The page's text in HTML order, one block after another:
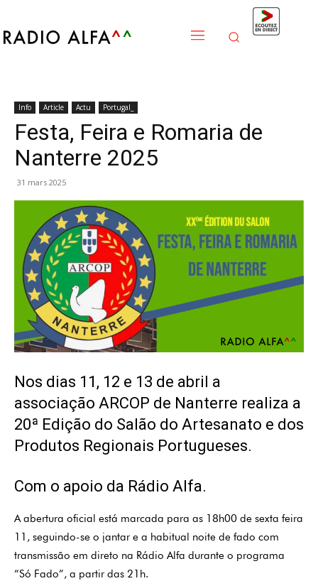
Info Article Actu Portugal_
Festa, Feira e Romaria de
Nanterre 2025
31 mars 2025
Nos dias 11, 12 e 13 de abril a
associação ARCOP de Nanterre realiza a
20ª Edição do Salão do Artesanato e dos
Produtos Regionais Portugueses.
Com o apoio da Rádio Alfa.
A abertura oficial está marcada para as 18h00 de sexta feira
11, seguindo-se o jantar e a habitual noite de fado com
transmissão em direto na Rádio Alfa durante o programa
“Só Fado”, a partir das 21h.